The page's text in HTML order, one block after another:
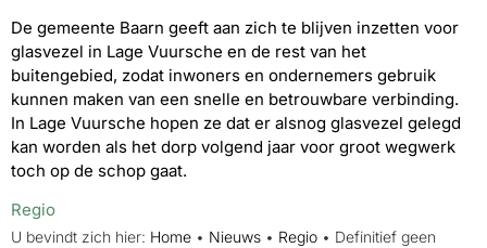
De gemeente Baarn geeft aan zich te blijven inzetten voor
glasvezel in Lage Vuursche en de rest van het
buitengebied, zodat inwoners en ondernemers gebruik
kunnen maken van een snelle en betrouwbare verbinding.
In Lage Vuursche hopen ze dat er alsnog glasvezel gelegd
kan worden als het dorp volgend jaar voor groot wegwerk
toch op de schop gaat.
Regio
U bevindt zich hier: Home • Nieuws • Regio • Definitief geen